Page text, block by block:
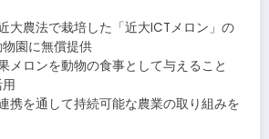
大農法で栽培した「近大ICTメロン」の
園に無償提供
メロンを動物の食事として与えること
携を通して持続可能な農業の取り組みを